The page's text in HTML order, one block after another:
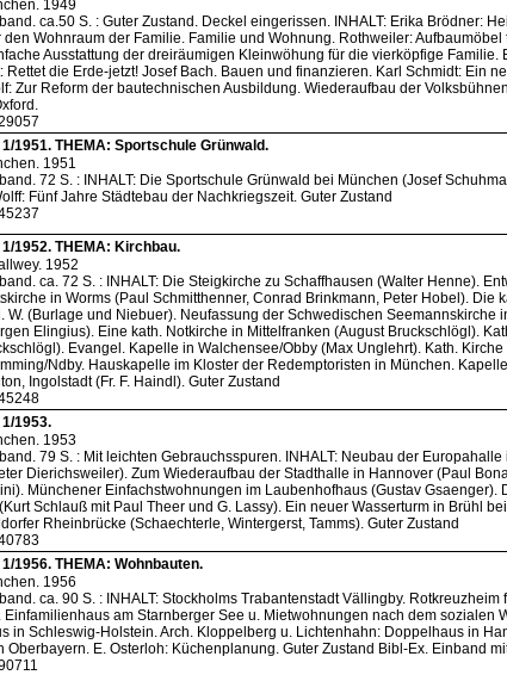
1949
ca.50 S. : Guter Zustand. Deckel eingerissen. INHALT: Erika Brödner:
den Wohnraum der Familie. Familie und Wohnung. Rothweiler:
Ausstattung der dreiräumigen Kleinwöhung für die vierköpfige Familie.
Rettet die Erde-jetzt! Josef Bach. Bauen und finanzieren. Karl Schmidt: Ein
Zur Reform der bautechnischen Ausbildung. Wiederaufbau der
1951. THEMA: Sportschule Grünwald.
1951
72 S. : INHALT: Die Sportschule Grünwald bei München (Josef
Fünf Jahre Städtebau der Nachkriegszeit. Guter Zustand
1952. THEMA: Kirchbau.
1952
ca. 72 S. : INHALT: Die Steigkirche zu Schaffhausen (Walter Henne).
in Worms (Paul Schmitthenner, Conrad Brinkmann, Peter Hobel). Die
W. (Burlage und Niebuer). Neufassung der Schwedischen Seemannskirche
Elingius). Eine kath. Notkirche in Mittelfranken (August Bruckschlögl).
Evangel. Kapelle in Walchensee/Obby (Max Unglehrt). Kath.
Ndby. Hauskapelle im Kloster der Redemptoristen in München.
Ingolstadt (Fr. F. Haindl). Guter Zustand
1953.
1953
79 S. : Mit leichten Gebrauchsspuren. INHALT: Neubau der
Dierichsweiler). Zum Wiederaufbau der Stadthalle in Hannover (Paul
Münchener Einfachstwohnungen im Laubenhofhaus (Gustav Gsaenger).
Schlauß mit Paul Theer und G. Lassy). Ein neuer Wasserturm in Brühl
Rheinbrücke (Schaechterle, Wintergerst, Tamms). Guter Zustand
1956. THEMA: Wohnbauten.
1956
ca. 90 S. : INHALT: Stockholms Trabantenstadt Vällingby.
Einfamilienhaus am Starnberger See u. Mietwohnungen nach dem sozialen
in Schleswig-Holstein. Arch. Kloppelberg u. Lichtenhahn: Doppelhaus in
Oberbayern. E. Osterloh: Küchenplanung. Guter Zustand Bibl-Ex. Einband